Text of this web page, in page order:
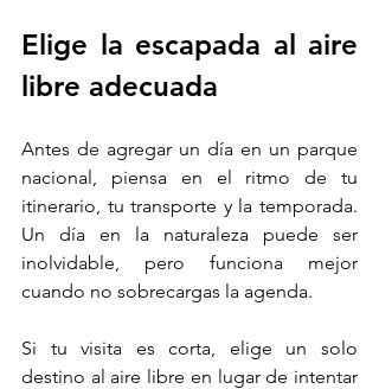
Elige la escapada al aire
libre adecuada
Antes de agregar un día en un parque
nacional, piensa en el ritmo de tu
itinerario, tu transporte y la temporada.
Un día en la naturaleza puede ser
inolvidable, pero funciona mejor
cuando no sobrecargas la agenda.
Si tu visita es corta, elige un solo
destino al aire libre en lugar de intentar